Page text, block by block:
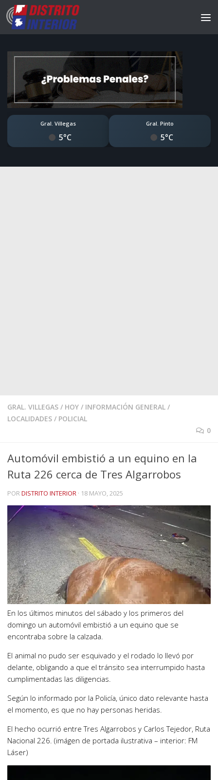
Gral. Villegas
5°C
Gral. Pinto
5°C
GRAL. VILLEGAS / HOY / INFORMACIÓN GENERAL /
LOCALIDADES / POLICIAL
0
Automóvil embistió a un equino en la
Ruta 226 cerca de Tres Algarrobos
PORDISTRITO INTERIOR · 18 MAYO, 2025
En los últimos minutos del sábado y los primeros del
domingo un automóvil embistió a un equino que se
encontraba sobre la calzada.
El animal no pudo ser esquivado y el rodado lo llevó por
delante, obligando a que el tránsito sea interrumpido hasta
cumplimentadas las diligencias.
Según lo informado por la Policía, único dato relevante hasta
el momento, es que no hay personas heridas.
El hecho ocurrió entre Tres Algarrobos y Carlos Tejedor, Ruta
Nacional 226. (imágen de portada ilustrativa – interior: FM
Láser)